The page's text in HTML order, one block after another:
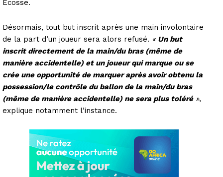
Ecosse.
Désormais, tout but inscrit après une main involontaire
de la part d’un joueur sera alors refusé. « Un but
inscrit directement de la main/du bras (même de
manière accidentelle) et un joueur qui marque ou se
crée une opportunité de marquer après avoir obtenu la
possession/le contrôle du ballon de la main/du bras
(même de manière accidentelle) ne sera plus toléré»,
explique notamment l’instance.